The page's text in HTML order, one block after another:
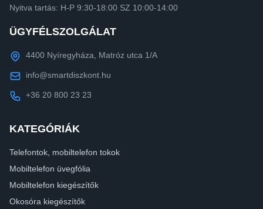
Nyitva tartás: H-P 9:30-18:00 SZ 10:00-14:00
ÜGYFÉLSZOLGÁLAT
4400 Nyíregyháza, Matróz utca 1/A
info@smartdiszkont.hu
+36 20 800 23 23
KATEGÓRIÁK
Telefontok, mobiltelefon tokok
Mobiltelefon üvegfólia
Mobiltelefon kiegészítők
Okosóra kiegészítők